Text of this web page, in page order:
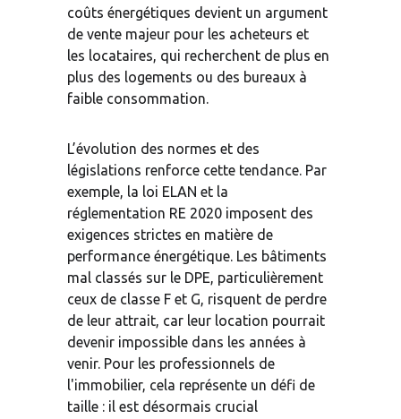
coûts énergétiques devient un argument
de vente majeur pour les acheteurs et
les locataires, qui recherchent de plus en
plus des logements ou des bureaux à
faible consommation.
L’évolution des normes et des
législations renforce cette tendance. Par
exemple, la loi ELAN et la
réglementation RE 2020 imposent des
exigences strictes en matière de
performance énergétique. Les bâtiments
mal classés sur le DPE, particulièrement
ceux de classe F et G, risquent de perdre
de leur attrait, car leur location pourrait
devenir impossible dans les années à
venir. Pour les professionnels de
l'immobilier, cela représente un défi de
taille : il est désormais crucial